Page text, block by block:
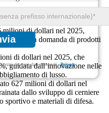
dei tuoi dati personali.Privacy
nel segmento Altri
milioni di dollari nel 2025,
grazie alla domanda di prodotti
di dollari nel 2025, che
guidata dall’innovazione nelle
di lusso.
627 milioni di dollari nel
dallo sviluppo di cerniere
sportivo e materiali di difesa.